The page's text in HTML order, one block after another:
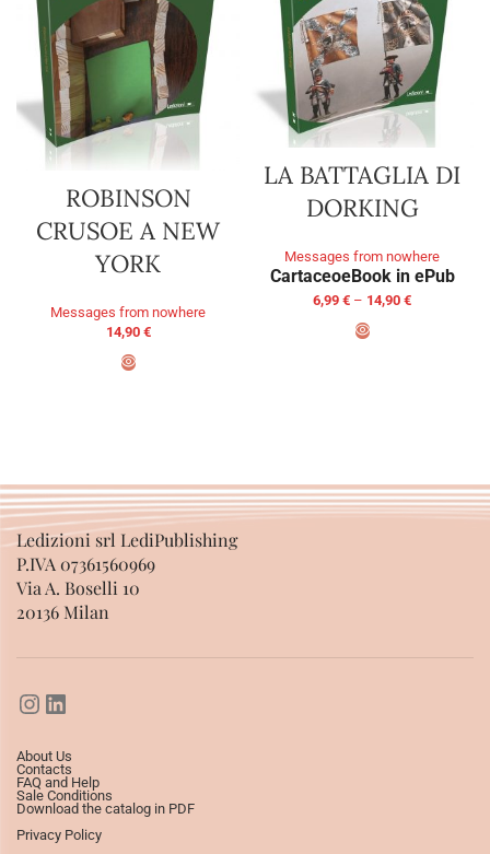
ROBINSON
CRUSOE A NEW
YORK
Messages from nowhere
14,90 €
LA BATTAGLIA DI
DORKING
Messages from nowhere
CartaceoeBook in ePub
6,99 € – 14,90 €
Ledizioni srl LediPublishing
P.IVA 07361560969
Via A. Boselli 10
20136 Milan
About Us
Contacts
FAQ and Help
Sale Conditions
Download the catalog in PDF
Privacy Policy